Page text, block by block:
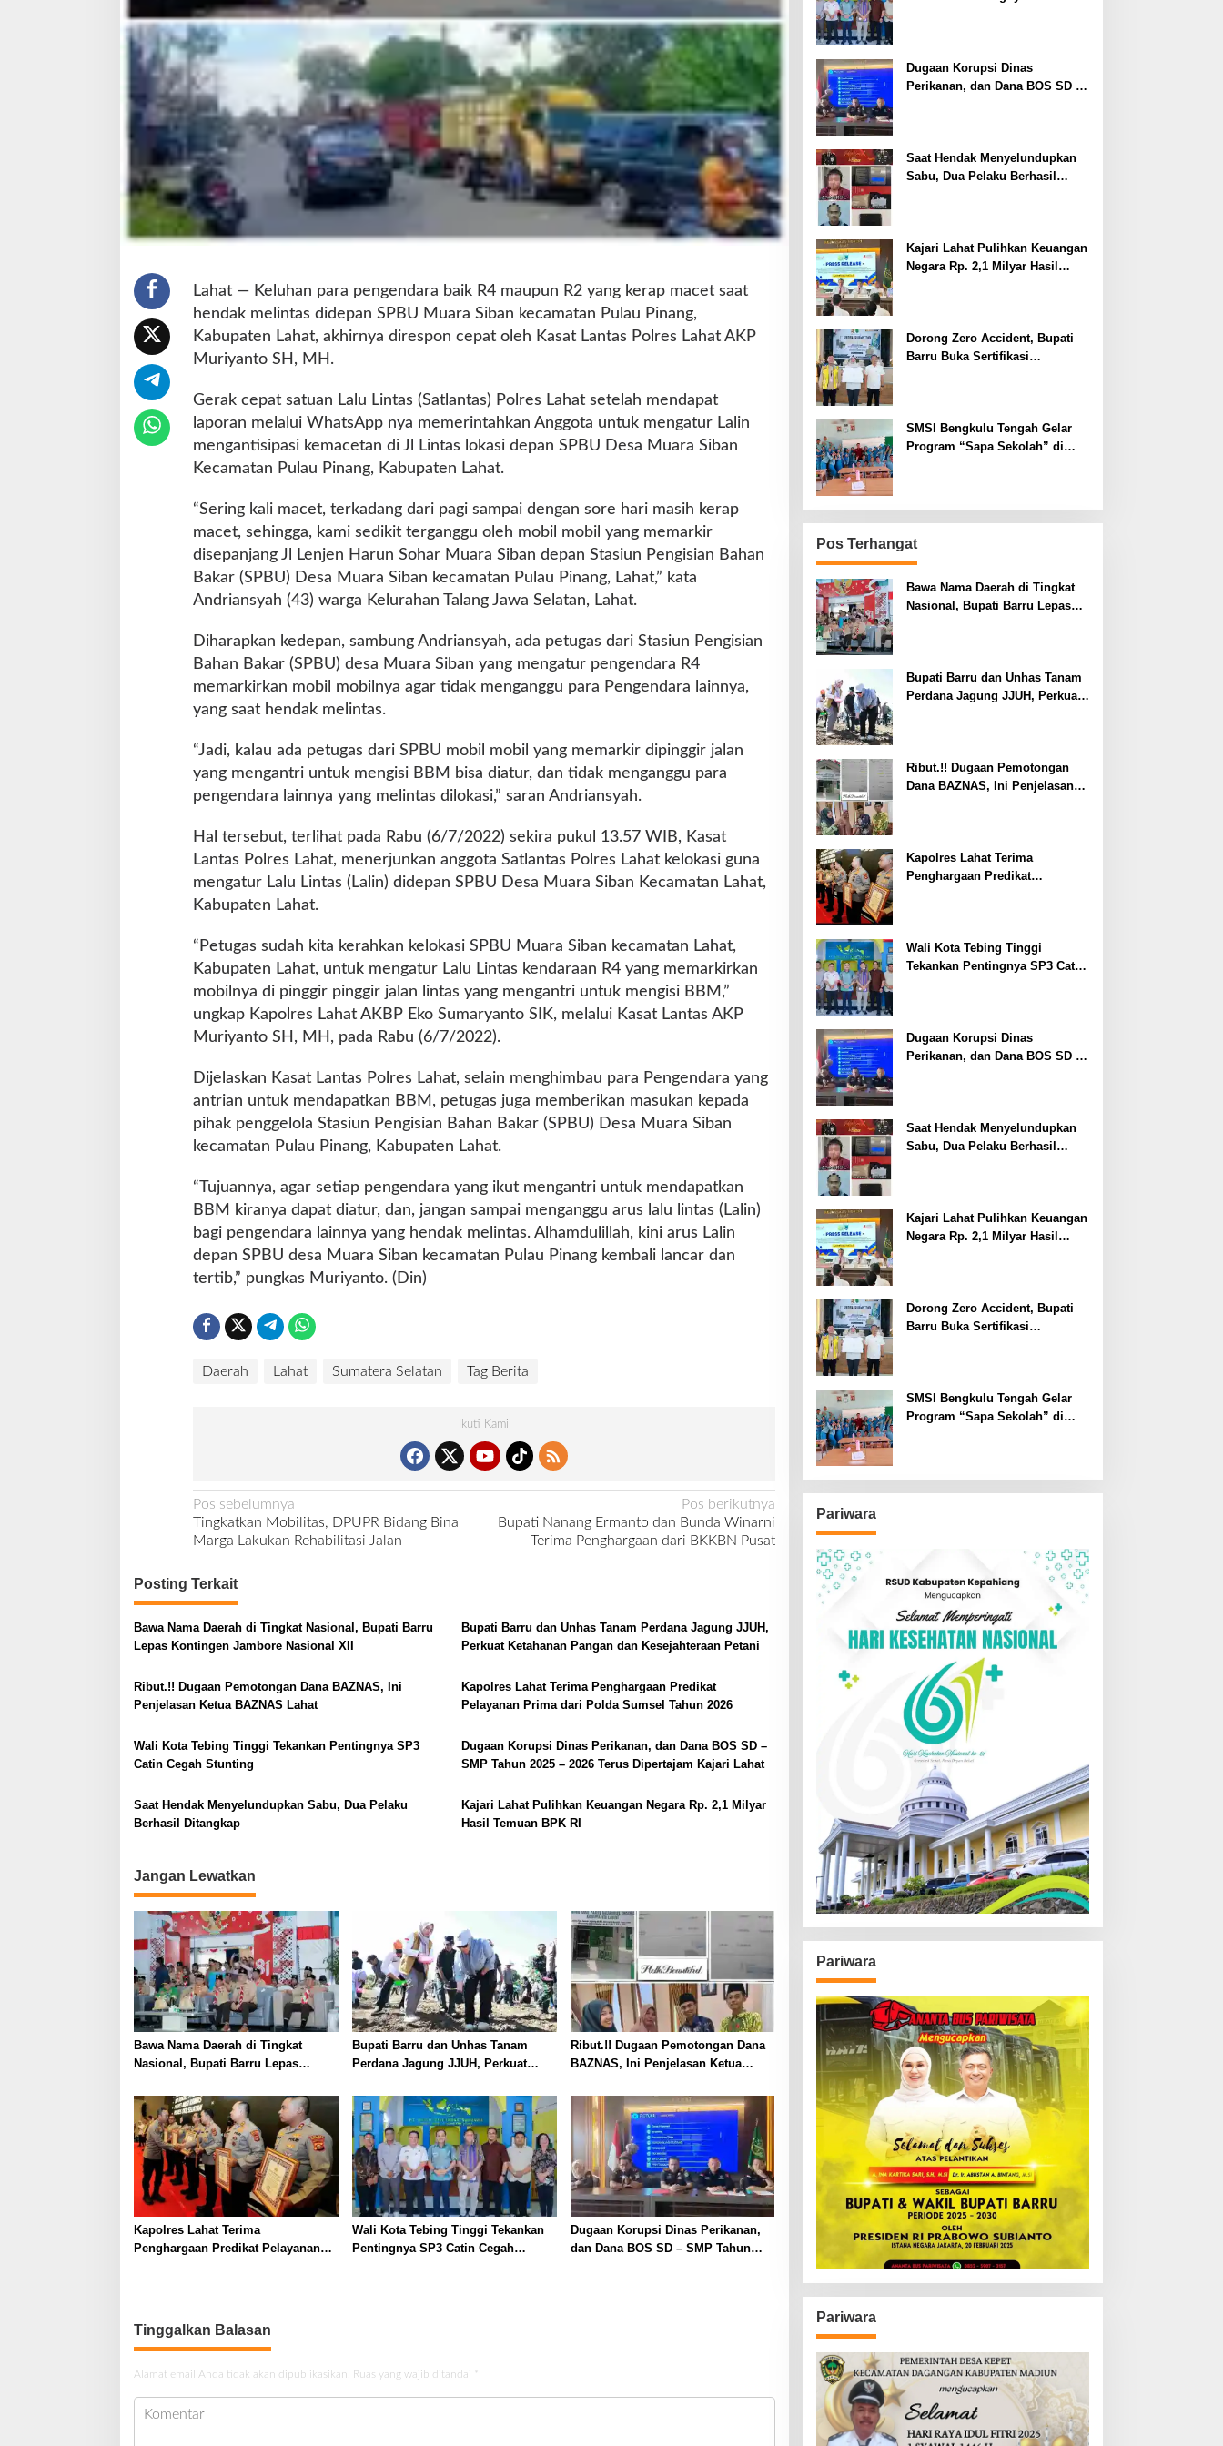
a
n
c
a
d
n
T
e
r
t
i
Lahat — Keluhan para pengendara baik R4 maupun R2 yang kerap macet saat
hendak melintas didepan SPBU Muara Siban kecamatan Pulau Pinang,
Kabupaten Lahat, akhirnya direspon cepat oleh Kasat Lantas Polres Lahat AKP
Muriyanto SH, MH.
Gerak cepat satuan Lalu Lintas (Satlantas) Polres Lahat setelah mendapat
laporan melalui WhatsApp nya memerintahkan Anggota untuk mengatur Lalin
mengantisipasi kemacetan di Jl Lintas lokasi depan SPBU Desa Muara Siban
Kecamatan Pulau Pinang, Kabupaten Lahat.
“Sering kali macet, terkadang dari pagi sampai dengan sore hari masih kerap
macet, sehingga, kami sedikit terganggu oleh mobil mobil yang memarkir
disepanjang Jl Lenjen Harun Sohar Muara Siban depan Stasiun Pengisian Bahan
Bakar (SPBU) Desa Muara Siban kecamatan Pulau Pinang, Lahat,” kata
Andriansyah (43) warga Kelurahan Talang Jawa Selatan, Lahat.
Diharapkan kedepan, sambung Andriansyah, ada petugas dari Stasiun Pengisian
Bahan Bakar (SPBU) desa Muara Siban yang mengatur pengendara R4
memarkirkan mobil mobilnya agar tidak menganggu para Pengendara lainnya,
yang saat hendak melintas.
“Jadi, kalau ada petugas dari SPBU mobil mobil yang memarkir dipinggir jalan
yang mengantri untuk mengisi BBM bisa diatur, dan tidak menganggu para
pengendara lainnya yang melintas dilokasi,” saran Andriansyah.
Hal tersebut, terlihat pada Rabu (6/7/2022) sekira pukul 13.57 WIB, Kasat
Lantas Polres Lahat, menerjunkan anggota Satlantas Polres Lahat kelokasi guna
mengatur Lalu Lintas (Lalin) didepan SPBU Desa Muara Siban Kecamatan Lahat,
Kabupaten Lahat.
“Petugas sudah kita kerahkan kelokasi SPBU Muara Siban kecamatan Lahat,
Kabupaten Lahat, untuk mengatur Lalu Lintas kendaraan R4 yang memarkirkan
mobilnya di pinggir pinggir jalan lintas yang mengantri untuk mengisi BBM,”
ungkap Kapolres Lahat AKBP Eko Sumaryanto SIK, melalui Kasat Lantas AKP
Muriyanto SH, MH, pada Rabu (6/7/2022).
Dijelaskan Kasat Lantas Polres Lahat, selain menghimbau para Pengendara yang
antrian untuk mendapatkan BBM, petugas juga memberikan masukan kepada
pihak penggelola Stasiun Pengisian Bahan Bakar (SPBU) Desa Muara Siban
kecamatan Pulau Pinang, Kabupaten Lahat.
“Tujuannya, agar setiap pengendara yang ikut mengantri untuk mendapatkan
BBM kiranya dapat diatur, dan, jangan sampai menganggu arus lalu lintas (Lalin)
bagi pengendara lainnya yang hendak melintas. Alhamdulillah, kini arus Lalin
depan SPBU desa Muara Siban kecamatan Pulau Pinang kembali lancar dan
tertib,” pungkas Muriyanto. (Din)
Daerah Lahat Sumatera Selatan Tag Berita
Ikuti Kami
N
a
i
g
a
i
p
o
s
Pos sebelumnya
Tingkatkan Mobilitas, DPUPR Bidang Bina
Marga Lakukan Rehabilitasi Jalan
Pos berikutnya
Bupati Nanang Ermanto dan Bunda Winarni
Terima Penghargaan dari BKKBN Pusat
Posting Terkait
Bawa Nama Daerah di Tingkat Nasional, Bupati Barru
Lepas Kontingen Jambore Nasional XII
Bupati Barru dan Unhas Tanam Perdana Jagung JJUH,
Perkuat Ketahanan Pangan dan Kesejahteraan Petani
Ribut.!! Dugaan Pemotongan Dana BAZNAS, Ini
Penjelasan Ketua BAZNAS Lahat
Kapolres Lahat Terima Penghargaan Predikat
Pelayanan Prima dari Polda Sumsel Tahun 2026
Wali Kota Tebing Tinggi Tekankan Pentingnya SP3
Catin Cegah Stunting
Dugaan Korupsi Dinas Perikanan, dan Dana BOS SD –
SMP Tahun 2025 – 2026 Terus Dipertajam Kajari Lahat
Saat Hendak Menyelundupkan Sabu, Dua Pelaku
Berhasil Ditangkap
Kajari Lahat Pulihkan Keuangan Negara Rp. 2,1 Milyar
Hasil Temuan BPK RI
Jangan Lewatkan
Bawa Nama Daerah di Tingkat
Nasional, Bupati Barru Lepas
Bupati Barru dan Unhas Tanam
Perdana Jagung JJUH, Perkuat
Kesejahteraan Petani
Ribut.!! Dugaan Pemotongan Dana
BAZNAS, Ini Penjelasan Ketua
Kapolres Lahat Terima
Penghargaan Predikat Pelayanan
Wali Kota Tebing Tinggi Tekankan
Pentingnya SP3 Catin Cegah
Dugaan Korupsi Dinas Perikanan,
dan Dana BOS SD – SMP Tahun
Tinggalkan Balasan
Alamat email Anda tidak akan dipublikasikan. Ruas yang wajib ditandai *
Dugaan Korupsi Dinas
Perikanan, dan Dana BOS SD –
Saat Hendak Menyelundupkan
Sabu, Dua Pelaku Berhasil
Kajari Lahat Pulihkan Keuangan
Negara Rp. 2,1 Milyar Hasil
Dorong Zero Accident, Bupati
Barru Buka Sertifikasi
SMSI Bengkulu Tengah Gelar
Program “Sapa Sekolah” di
Pos Terhangat
Bawa Nama Daerah di Tingkat
Nasional, Bupati Barru Lepas
Bupati Barru dan Unhas Tanam
Perdana Jagung JJUH, Perkuat
Ribut.!! Dugaan Pemotongan
Dana BAZNAS, Ini Penjelasan
Kapolres Lahat Terima
Penghargaan Predikat
Wali Kota Tebing Tinggi
Tekankan Pentingnya SP3 Catin
Dugaan Korupsi Dinas
Perikanan, dan Dana BOS SD –
Saat Hendak Menyelundupkan
Sabu, Dua Pelaku Berhasil
Kajari Lahat Pulihkan Keuangan
Negara Rp. 2,1 Milyar Hasil
Dorong Zero Accident, Bupati
Barru Buka Sertifikasi
SMSI Bengkulu Tengah Gelar
Program “Sapa Sekolah” di
Pariwara
Pariwara
Pariwara